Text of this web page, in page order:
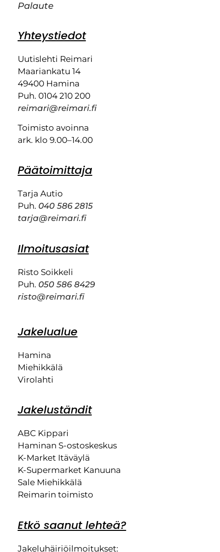
Palaute
Yhteystiedot
Uutislehti Reimari
Maariankatu 14
49400 Hamina
Puh. 0104 210 200
reimari@reimari.fi
Toimisto avoinna
ark. klo 9.00–14.00
Päätoimittaja
Tarja Autio
Puh. 040 586 2815
tarja@reimari.fi
Ilmoitusasiat
Risto Soikkeli
Puh. 050 586 8429
risto@reimari.fi
Jakelualue
Hamina
Miehikkälä
Virolahti
Jakeluständit
ABC Kippari
Haminan S-ostoskeskus
K-Market Itäväylä
K-Supermarket Kanuuna
Sale Miehikkälä
Reimarin toimisto
Etkö saanut lehteä?
Jakeluhäiriöilmoitukset: